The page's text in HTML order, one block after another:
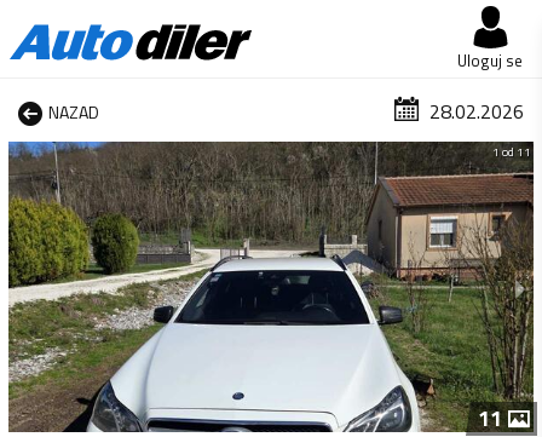
Uloguj se
NAZAD 28.02.2026
1 od 11
11